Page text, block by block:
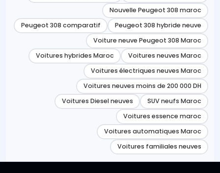
Nouvelle Peugeot 308 maroc
Peugeot 308 hybride neuve
Peugeot 308 comparatif
Voiture neuve Peugeot 308 Maroc
Voitures neuves Maroc
Voitures hybrides Maroc
Voitures électriques neuves Maroc
Voitures neuves moins de 200 000 DH
SUV neufs Maroc
Voitures Diesel neuves
Voitures essence maroc
Voitures automatiques Maroc
Voitures familiales neuves